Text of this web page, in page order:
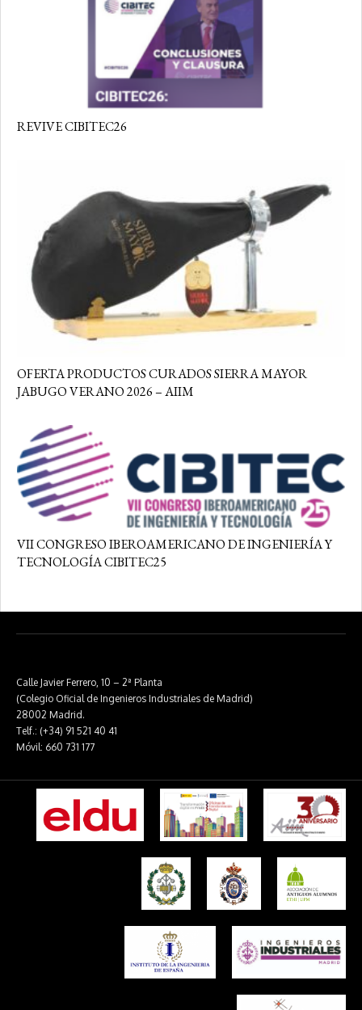
REVIVE CIBITEC26
OFERTA PRODUCTOS CURADOS SIERRA MAYOR
JABUGO VERANO 2026 – AIIM
VII CONGRESO IBEROAMERICANO DE INGENIERÍA Y
TECNOLOGÍA CIBITEC25
Calle Javier Ferrero, 10 – 2ª Planta
(Colegio Oficial de Ingenieros Industriales de Madrid)
28002 Madrid.
Telf.: (+34) 91 521 40 41
Móvil: 660 731 177